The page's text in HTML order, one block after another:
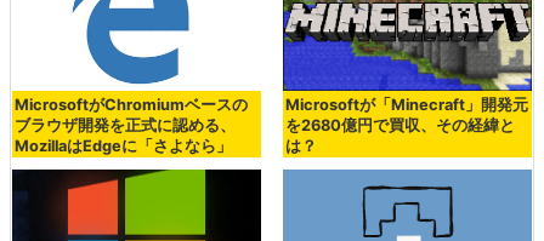
MicrosoftがChromiumベースの
ブラウザ開発を正式に認める、
MozillaはEdgeに「さよなら」
Microsoftが「Minecraft」開発元
を2680億円で買収、その経緯と
は？